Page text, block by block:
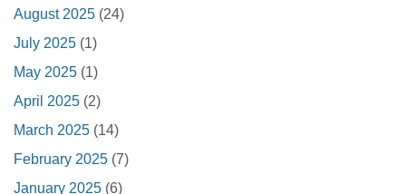
August 2025 (24)
July 2025 (1)
May 2025 (1)
April 2025 (2)
March 2025 (14)
February 2025 (7)
January 2025 (6)